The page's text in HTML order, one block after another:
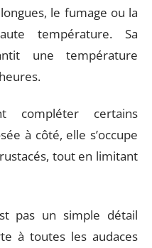
le fumage ou la
température. Sa
une température
compléter certains
à côté, elle s’occupe
tout en limitant
pas un simple détail
à toutes les audaces